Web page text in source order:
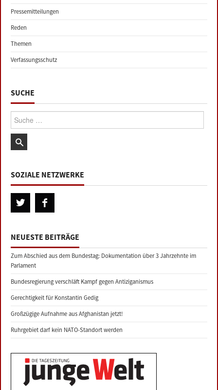
Pressemitteilungen
Reden
Themen
Verfassungsschutz
SUCHE
Suche:
SOZIALE NETZWERKE
NEUESTE BEITRÄGE
Zum Abschied aus dem Bundestag: Dokumentation über 3 Jahrzehnte im
Parlament
Bundesregierung verschläft Kampf gegen Antiziganismus
Gerechtigkeit für Konstantin Gedig
Großzügige Aufnahme aus Afghanistan jetzt!
Ruhrgebiet darf kein NATO-Standort werden